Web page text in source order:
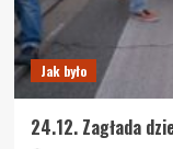
Jak było
24.12. Zagłada